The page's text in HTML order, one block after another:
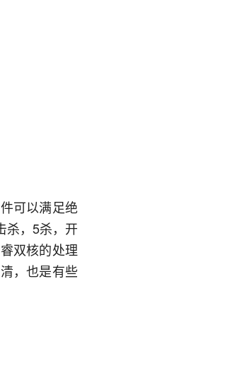
可以满足绝
杀，5杀，开
双核的处理
，也是有些